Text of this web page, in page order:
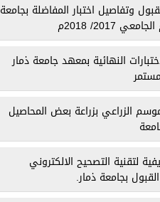
وتفاصيل اختبار المفاضلة بجامعة
2017/ 2018م
النهائية بمعهد جامعة ذمار
الزراعي بزراعة بعض المحاصيل
لتقنية التصحيح الالكتروني
بجامعة ذمار.